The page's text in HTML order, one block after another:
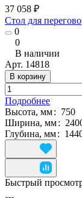
37 058 ₽
Стол для
0
0
В наличии
Арт. 14818
В корзину
Подробнее
Высота, мм: 750
Ширина, мм:
Глубина, мм:
Быстрый